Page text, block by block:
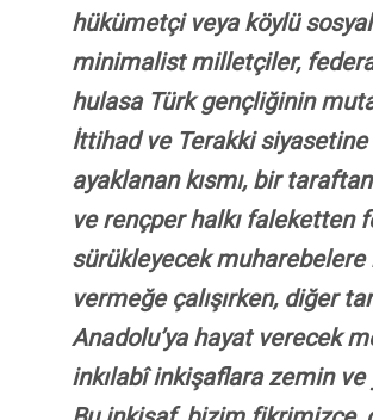
hükümetçi veya köylü
minimalist milletçiler,
hulasa Türk gençliğinin
İttihad ve Terakki siyasetine
ayaklanan kısmı, bir
ve rençper halkı faleketten
sürükleyecek muharebelere
vermeğe çalışırken, diğer
Anadolu’ya hayat verecek
inkılabî inkişaflara zemin ve